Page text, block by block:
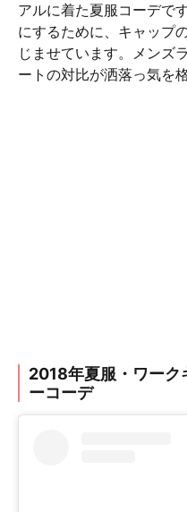
アルに着た夏服コーデで
にするために、キャップ
じませています。メンズ
ートの対比が洒落っ気を
2018年夏服・ワーク
ーコーデ